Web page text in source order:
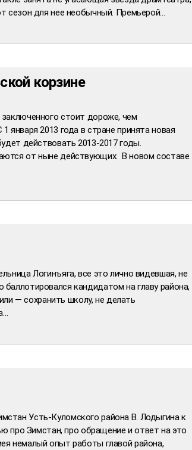
сезон для нее необычный. Премьерой…
корзине
стоит дороже, чем
января 2013 года в стране принята новая
действовать 2013-2017 годы.
от ныне действующих. В новом составе
Логинъяга, все это лично видевшая, не
кандидатом на главу района,
— сохранить школу, не делать
Усть-Куломского района В. Лодыгина к
про Зимстан, про обращение и ответ на это
немалый опыт работы главой района,